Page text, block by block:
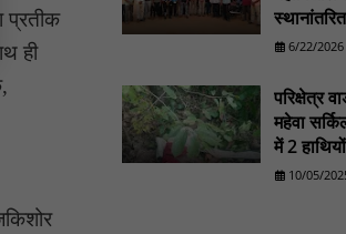
प्रतीक
ही
ईदगाह परिसर में वृक्षारोपण कर मनाया
प्रतापगढ़ी जी का जन्मदिन : nn81
प्रयास का
81
6/22/
परिक्षेत्र
महेवा
में 2
करने का
10/05/